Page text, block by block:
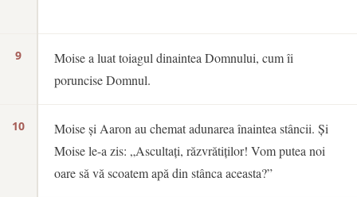
9
10
Moise a luat toiagul dinaintea Domnului, cum îi
poruncise Domnul.
Moise și Aaron au chemat adunarea înaintea stâncii. Și
Moise le-a zis: „Ascultați, răzvrătiților! Vom putea noi
oare să vă scoatem apă din stânca aceasta?”